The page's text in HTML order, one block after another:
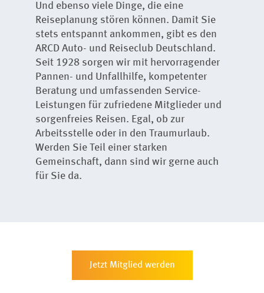
Und ebenso viele Dinge, die eine
Reiseplanung stören können. Damit Sie
stets entspannt ankommen, gibt es den
ARCD Auto- und Reiseclub Deutschland.
Seit 1928 sorgen wir mit hervorragender
Pannen- und Unfallhilfe, kompetenter
Beratung und umfassenden Service-
Leistungen für zufriedene Mitglieder und
sorgenfreies Reisen. Egal, ob zur
Arbeitsstelle oder in den Traumurlaub.
Werden Sie Teil einer starken
Gemeinschaft, dann sind wir gerne auch
für Sie da.
Jetzt Mitglied werden